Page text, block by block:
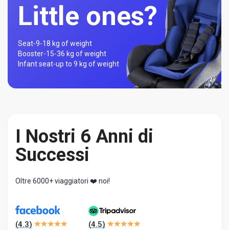
Little ones?
Seat-9-18 kg of weight
Booster-15-36 kg of weight
Infant seat-up to 9 kg of weight
I Nostri 6 Anni di
Successi
Oltre 6000+ viaggiatori ❤️ noi!
(4.3) (4.5)